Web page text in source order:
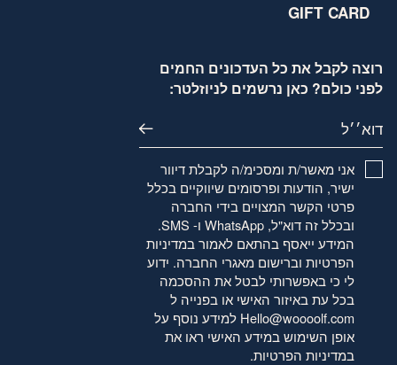
רוצה לקבל את כל העדכונים החמים
לפני כולם? כאן נרשמים לניוזלטר:
דוא׳׳ל
אני מאשר/ת ומסכימ/ה לקבלת דיוור
ישיר, הודעות ופרסומים שיווקיים בכלל
פרטי הקשר המצויים בידי החברה
ובכלל זה דוא"ל, WhatsApp ו- SMS.
המידע ייאסף בהתאם לאמורבמדיניות
הפרטיותוברישום מאגרי החברה. ידוע
לי כי באפשרותי לבטל את ההסכמה
בכל עת באיזור האישי או בפנייה ל
Hello@woooolf.com למידע נוסף על
אופן השימוש במידע האישי ראו את
במדיניות הפרטיות.
GIFT CARD